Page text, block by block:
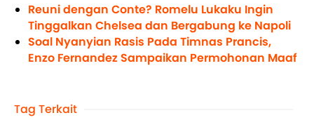
Reuni dengan Conte? Romelu Lukaku Ingin
Tinggalkan Chelsea dan Bergabung ke Napoli
Soal Nyanyian Rasis Pada Timnas Prancis,
Enzo Fernandez Sampaikan Permohonan Maaf
Tag Terkait